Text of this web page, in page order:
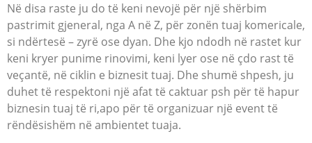
Në disa raste ju do të keni nevojë për një shërbim
pastrimit gjeneral, nga A në Z, për zonën tuaj komericale,
si ndërtesë – zyrë ose dyan. Dhe kjo ndodh në rastet kur
keni kryer punime rinovimi, keni lyer ose në çdo rast të
veçantë, në ciklin e biznesit tuaj. Dhe shumë shpesh, ju
duhet të respektoni një afat të caktuar psh për të hapur
biznesin tuaj të ri,apo për të organizuar një event të
rëndësishëm në ambientet tuaja.